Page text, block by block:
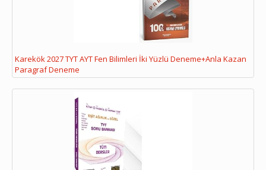
Karekök 2027 TYT AYT Fen Bilimleri İki Yüzlü Deneme+Anla Kazan
Paragraf Deneme